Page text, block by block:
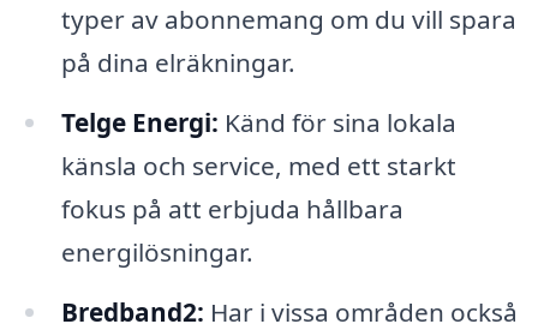
typer av abonnemang om du vill spara
på dina elräkningar.
Telge Energi: Känd för sina lokala
känsla och service, med ett starkt
fokus på att erbjuda hållbara
energilösningar.
Bredband2: Har i vissa områden också